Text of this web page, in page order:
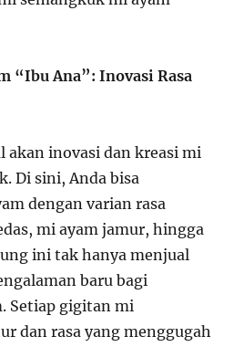
“Ibu Ana”: Inovasi Rasa
akan inovasi dan kreasi mi
Di sini, Anda bisa
dengan varian rasa
mi ayam jamur, hingga
ini tak hanya menjual
baru bagi
Setiap gigitan mi
dan rasa yang menggugah